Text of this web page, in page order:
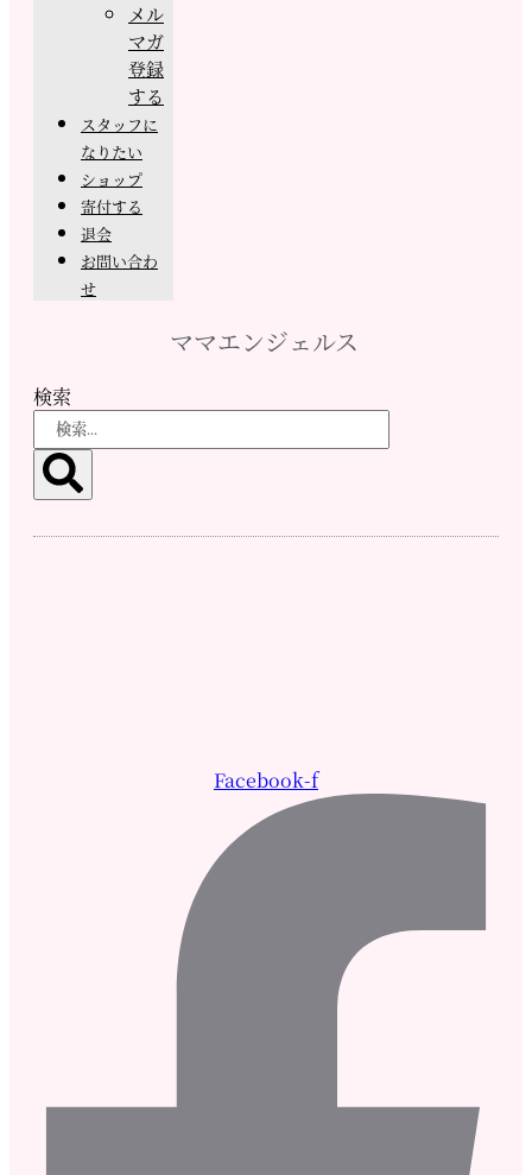
メル
マガ
登録
する
スタッフに
なりたい
ショップ
寄付する
退会
お問い合わ
せ
ママエンジェルス
検索
Facebook-f